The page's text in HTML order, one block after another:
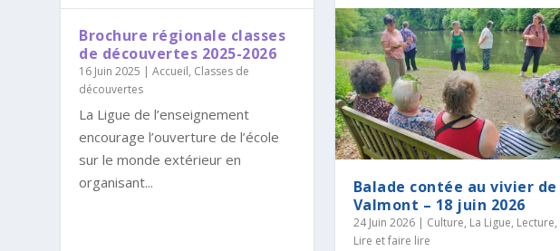
Brochure régionale classes
de découvertes 2025-2026
16 Juin 2025 |Accueil, Classes de
découvertes
La Ligue de l’enseignement
encourage l’ouverture de l’école
sur le monde extérieur en
organisant...
Balade contée au vivier de
Valmont – 18 juin 2026
24 Juin 2026| Culture, La Ligue, Lecture,
Lire et faire lire